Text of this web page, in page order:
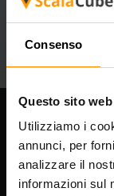
Consenso
Questo sito
Utilizziamo i
annunci, per
analizzare il
informazioni sul
Divertiti a
La nostra